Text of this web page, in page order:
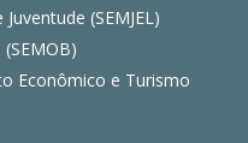
(SEMJEL)
Econômico e Turismo